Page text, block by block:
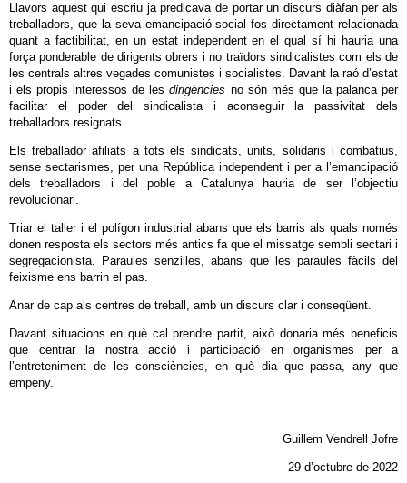
Llavors aquest qui escriu ja predicava de portar un discurs diàfan per als
treballadors, que la seva emancipació social fos directament relacionada
quant a factibilitat, en un estat independent en el qual sí hi hauria una
força ponderable de dirigents obrers i no traïdors sindicalistes com els de
les centrals altres vegades comunistes i socialistes. Davant la raó d’estat
i els propis interessos de lesdirigències no són més que la palanca per
facilitar el poder del sindicalista i aconseguir la passivitat dels
treballadors resignats.
Els treballador afiliats a tots els sindicats, units, solidaris i combatius,
sense sectarismes, per una República independent i per a l’emancipació
dels treballadors i del poble a Catalunya hauria de ser l’objectiu
revolucionari.
Triar el taller i el polígon industrial abans que els barris als quals només
donen resposta els sectors més antics fa que el missatge sembli sectari i
segregacionista. Paraules senzilles, abans que les paraules fàcils del
feixisme ens barrin el pas.
Anar de cap als centres de treball, amb un discurs clar i conseqüent.
Davant situacions en què cal prendre partit, això donaria més beneficis
que centrar la nostra acció i participació en organismes per a
l’entreteniment de les consciències, en què dia que passa, any que
empeny.
Guillem Vendrell Jofre
29 d’octubre de 2022